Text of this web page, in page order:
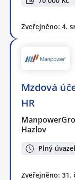
Zveřejněno: 4.
Mzdová
HR
Hazlov
Plný
Zveřejněno: 31.